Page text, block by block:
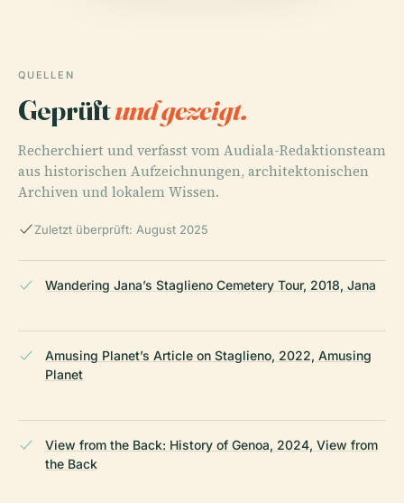
QUELLEN
Geprüftund gezeigt.
Recherchiert und verfasst vom Audiala-Redaktionsteam
aus historischen Aufzeichnungen, architektonischen
Archiven und lokalem Wissen.
Zuletzt überprüft: August 2025
Wandering Jana’s Staglieno Cemetery Tour, 2018, Jana
Amusing Planet’s Article on Staglieno, 2022, Amusing
Planet
View from the Back: History of Genoa, 2024, View from
the Back